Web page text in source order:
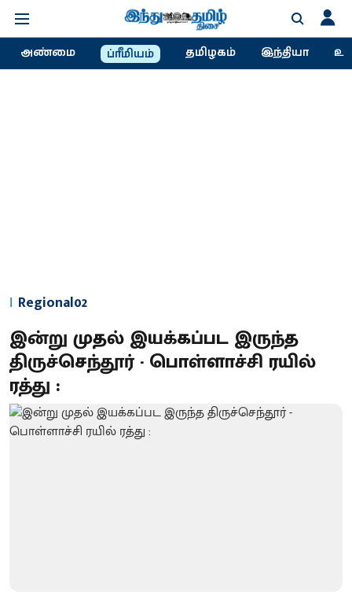
அண்மை ப்ரீமியம் தமிழகம் இந்தியா
Regional02
இன்று முதல் இயக்கப்பட இருந்த
திருச்செந்தூர் - பொள்ளாச்சி ரயில்
ரத்து :